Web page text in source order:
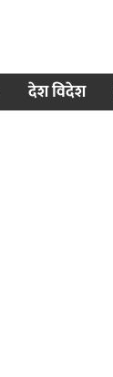
देश विदेश